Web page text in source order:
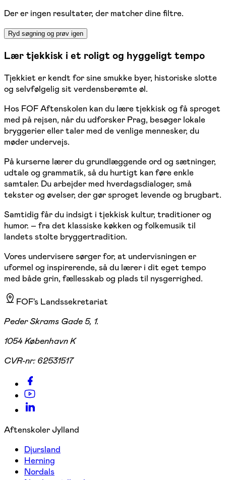
Der er ingen resultater, der matcher dine filtre.
Ryd søgning og prøv igen
Lær tjekkisk i et roligt og hyggeligt tempo
Tjekkiet er kendt for sine smukke byer, historiske slotte
og selvfølgelig sit verdensberømte øl.
Hos FOF Aftenskolen kan du lære tjekkisk og få sproget
med på rejsen, når du udforsker Prag, besøger lokale
bryggerier eller taler med de venlige mennesker, du
møder undervejs.
På kurserne lærer du grundlæggende ord og sætninger,
udtale og grammatik, så du hurtigt kan føre enkle
samtaler. Du arbejder med hverdagsdialoger, små
tekster og øvelser, der gør sproget levende og brugbart.
Samtidig får du indsigt i tjekkisk kultur, traditioner og
humor. – fra det klassiske køkken og folkemusik til
landets stolte bryggertradition.
Vores undervisere sørger for, at undervisningen er
uformel og inspirerende, så du lærer i dit eget tempo
med både grin, fællesskab og plads til nysgerrighed.
FOF's Landssekretariat
Peder Skrams Gade 5, 1.
1054 København K
CVR-nr: 62531517
Aftenskoler Jylland
Djursland
Herning
Nordals